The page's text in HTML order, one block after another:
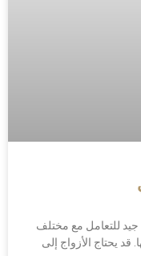
للتعامل مع مختلف
يحتاج الأزواج إلى